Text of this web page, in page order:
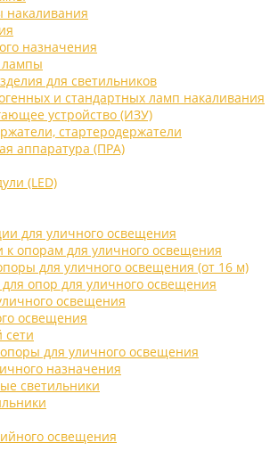
накаливания
назначения
для светильников
и стандартных ламп накаливания
устройство (ИЗУ)
стартеродержатели
аппаратура (ПРА)
(LED)
для уличного освещения
к опорам для уличного освещения
для уличного освещения (от 16 м)
опор для уличного освещения
освещения
освещения
сети
для уличного освещения
назначения
светильники
освещения